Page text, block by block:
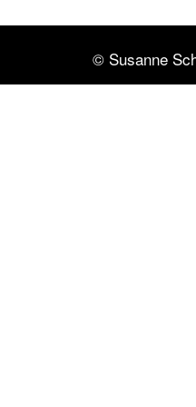
© Susanne